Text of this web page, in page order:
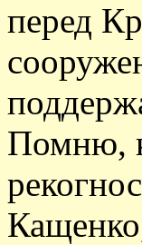
перед
Помню,